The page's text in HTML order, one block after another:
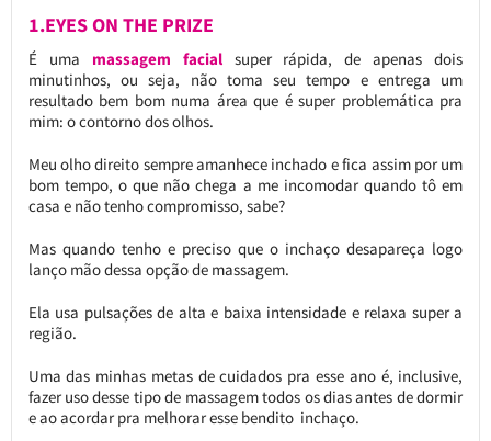
1.EYES ON THE PRIZE
É uma massagem facialsuper rápida, de apenas dois
minutinhos, ou seja, não toma seu tempo e entrega um
resultado bem bom numa área que é super problemática pra
mim: o contorno dos olhos.
Meu olho direito sempre amanhece inchado e fica assim por um
bom tempo, o que não chega a me incomodar quando tô em
casa e não tenho compromisso, sabe?
Mas quando tenho e preciso que o inchaço desapareça logo
lanço mão dessa opção de massagem.
Ela usa pulsações de alta e baixa intensidade e relaxa super a
região.
Uma das minhas metas de cuidados pra esse ano é, inclusive,
fazer uso desse tipo de massagem todos os dias antes de dormir
e ao acordar pra melhorar esse bendito inchaço.